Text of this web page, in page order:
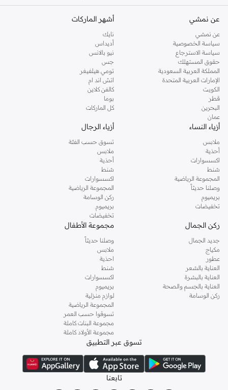
عن نمشي
عن نمشي
سياسة الخصوصية
سياسة الاسترجاع
حقوق المستهلك
المملكة العربية السعودية
الإمارات العربية المتحدة
الكويت
قطر
البحرين
عمان
أشهر الماركات
نايك
أديداس
نيو بالانس
جس
تومي هيلفيغر
اتش اند ام
كالفن كلاين
بوما
كل الماركات
أزياء النساء
ملابس
أحذية
اكسسوارات
شنط
المجموعة الرياضية
وصلنا حديثاً
بريميوم
تخفيضات
أزياء الرجال
تسوق حسب الفئة
ملابس
أحذية
شنط
اكسسوارات
المجموعة الرياضية
ركن الوسامة
بريميوم
تخفيضات
ركن الجمال
جديد الجمال
مكياج
عطور
العناية بالشعر
العناية بالبشرة
العناية بالجسم والصحة
ركن الوسامة
مجموعة الأطفال
وصلنا حديثاً
ملابس
احذية
شنط
اكسسوارات
بريميوم
لوازم منزلية
المجموعة الرياضية
تسوقوا حسب العمر
مجموعة البنات كاملة
مجموعة الأولاد كاملة
تسوق عبر التطبيق
تابعنا